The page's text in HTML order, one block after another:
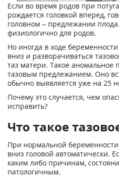
Если во время родов при
рождается головкой вперед,
головном – предлежании
физиологично для родов.
Но иногда в ходе
вниз и разворачиваться
таз матери. Такое аномальное
тазовым предлежанием. Оно
обычно выявляется уже на 25
Почему это случается, чем
исправить?
Что такое
При нормальной
вниз головой автоматически.
каким либо причинам,
патологичным.